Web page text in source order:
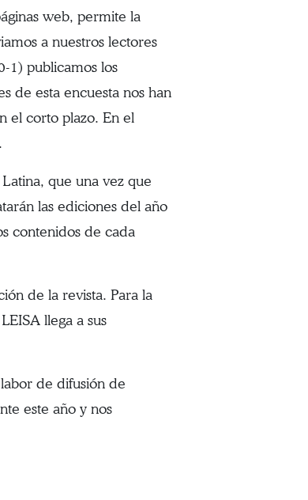
web, permite la
a nuestros lectores
1) publicamos los
de esta encuesta nos han
el corto plazo. En el
que una vez que
las ediciones del año
contenidos de cada
de la revista. Para la
llega a sus
de difusión de
este año y nos